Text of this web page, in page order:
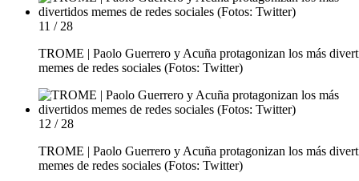
11 / 28
TROME | Paolo Guerrero y Acuña protagonizan los más
memes de redes sociales (Fotos: Twitter)
12 / 28
TROME | Paolo Guerrero y Acuña protagonizan los más
memes de redes sociales (Fotos: Twitter)